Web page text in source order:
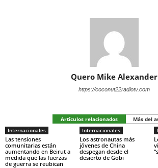
Quero Mike Alexander
https://coconut22radiotv.com
Artículos relacionados
Más del
Internacionales
Las tensiones
comunitarias están
aumentando en Beirut a
medida que las fuerzas
de guerra se reubican
Internacionales
Los astronautas más
jóvenes de China
despegan desde el
desierto de Gobi